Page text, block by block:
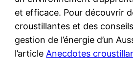
et efficace. Pour découvrir
croustillantes et des
gestion de l’énergie d’un
l’article Anecdotes